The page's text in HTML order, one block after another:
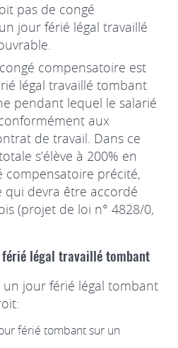
pas de congé
jour férié légal travaillé
compensatoire est
légal travaillé tombant
pendant lequel le salarié
aux
de travail. Dans ce
s’élève à 200% en
compensatoire précité,
qui devra être accordé
(projet de loi n° 4828/0,
légal travaillé tombant
un jour férié légal tombant
férié tombant sur un